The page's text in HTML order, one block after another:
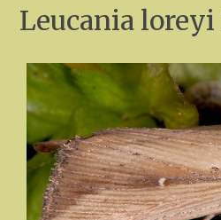
Leucania loreyi